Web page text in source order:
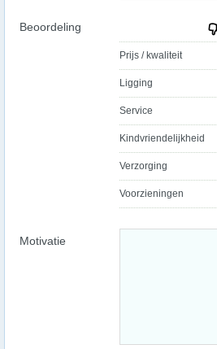
Beoordeling
Prijs / kwaliteit
Ligging
Service
Kindvriendelijkheid
Verzorging
Voorzieningen
Motivatie